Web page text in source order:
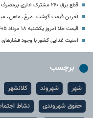
قطع برق ۲۶۰ مشترک اداری پرمصرف از ابتدای دوره اوج بار
آخرین قیمت گوشت، مرغ، ماهی، میوه و سبزی
قیمت طلا امروز یکشنبه ۱۸ مرداد ۱۴۰۵
امنیت غذایی کشور با وجود
برچسب
شهر شهروند کلانشهر
حقوق شهروندی
نشاط